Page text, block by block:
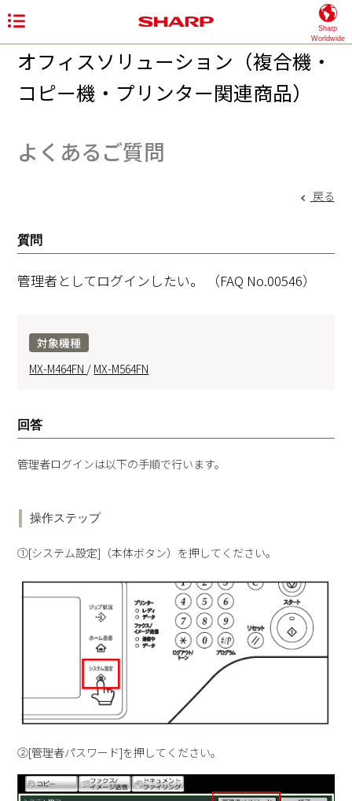
Sharp
Worldwide
オフィスソリューション（複合機・
コピー機・プリンター関連商品）
よくあるご質問
戻る
質問
管理者としてログインしたい。 （FAQ No.00546）
対象機種
MX-M464FN / MX-M564FN
回答
管理者ログインは以下の手順で行います。
操作ステップ
①[システム設定]（本体ボタン）を押してください。
②[管理者パスワード]を押してください。